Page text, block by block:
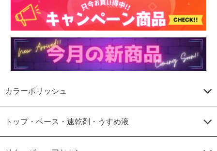
カラーポリッシュ
トップ・ベース・速乾剤・うすめ液